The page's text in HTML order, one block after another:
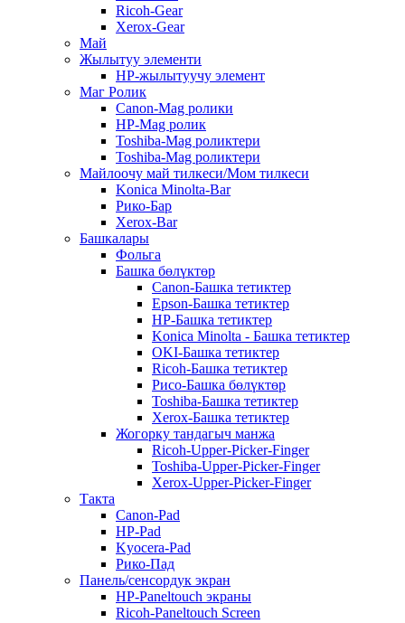
Ricoh-Gear
Xerox-Gear
Май
Жылытуу элементи
HP-жылытуучу элемент
Маг Ролик
Canon-Mag ролики
HP-Mag ролик
Toshiba-Mag роликтери
Toshiba-Mag роликтери
Майлоочу май тилкеси/Мом тилкеси
Konica Minolta-Bar
Рико-Бар
Xerox-Bar
Башкалары
Фольга
Башка бөлүктөр
Canon-Башка тетиктер
Epson-Башка тетиктер
HP-Башка тетиктер
Konica Minolta - Башка тетиктер
OKI-Башка тетиктер
Ricoh-Башка тетиктер
Рисо-Башка бөлүктөр
Toshiba-Башка тетиктер
Xerox-Башка тетиктер
Жогорку тандагыч манжа
Ricoh-Upper-Picker-Finger
Toshiba-Upper-Picker-Finger
Xerox-Upper-Picker-Finger
Такта
Canon-Pad
HP-Pad
Kyocera-Pad
Рико-Пад
Панель/сенсордук экран
HP-Paneltouch экраны
Ricoh-Paneltouch Screen